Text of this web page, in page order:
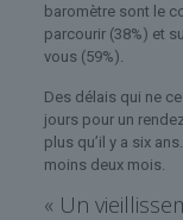
baromètre sont le
parcourir (38%) et
vous (59%).
Des délais qui ne
jours pour un
plus qu’il y a six
moins deux mois.
« Un